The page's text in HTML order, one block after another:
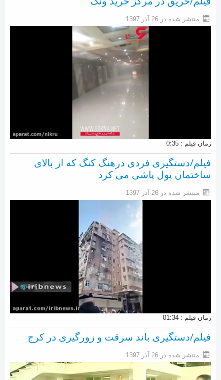
منتشر شده در 26 آذر 1397
زمان فیلم : 0:35
فیلم/دستگیری فردی درهنگ کنگ که از بالای
ساختمان پول پاشی می کرد
منتشر شده در 26 آذر 1397
زمان فیلم : 01:34
فیلم/دستگیری باند سرقت و زورگیری در کرج
منتشر شده در 26 آذر 1397